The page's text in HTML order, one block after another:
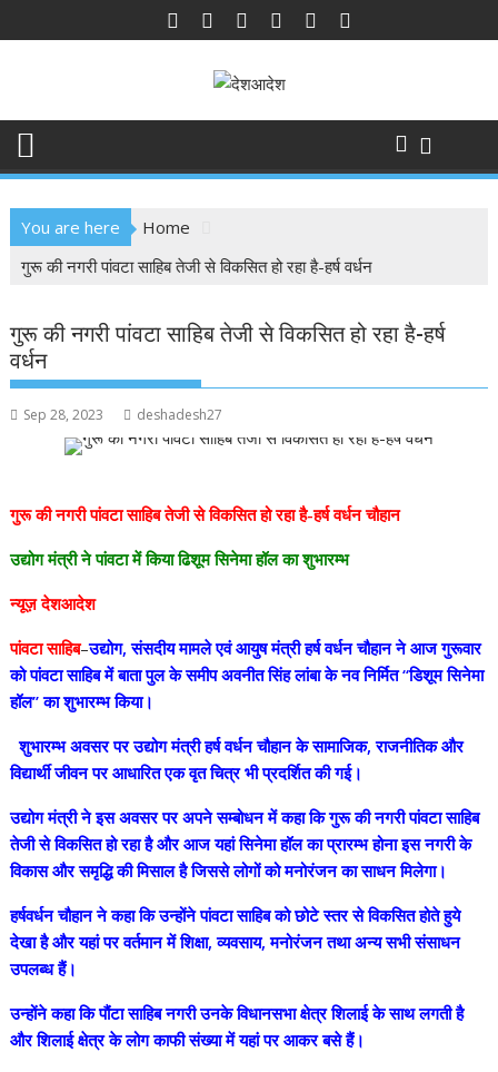
to
You are here
Home
गुरू की नगरी पांवटा साहिब तेजी से विकसित हो रहा है-हर्ष वर्धन
गुरू की नगरी पांवटा साहिब तेजी से विकसित हो रहा है-हर्ष
वर्धन
Sep 28, 2023 deshadesh27
गुरू की नगरी पांवटा साहिब तेजी से विकसित हो रहा है-हर्ष वर्धन चौहान
उद्योग मंत्री ने पांवटा में किया ढिशूम सिनेमा हॉल का शुभारम्भ
न्यूज़ देशआदेश
पांवटा साहिब–उद्योग, संसदीय मामले एवं आयुष मंत्री हर्ष वर्धन चौहान ने आज गुरूवार
को पांवटा साहिब में बाता पुल के समीप अवनीत सिंह लांबा के नव निर्मित ‘‘डिशूम सिनेमा
हॉल’’ का शुभारम्भ किया।
शुभारम्भ अवसर पर उद्योग मंत्री हर्ष वर्धन चौहान के सामाजिक, राजनीतिक और
विद्यार्थी जीवन पर आधारित एक वृत चित्र भी प्रदर्शित की गई।
उद्योग मंत्री ने इस अवसर पर अपने सम्बोधन में कहा कि गुरू की नगरी पांवटा साहिब
तेजी से विकसित हो रहा है और आज यहां सिनेमा हॉल का प्रारम्भ होना इस नगरी के
विकास और समृद्धि की मिसाल है जिससे लोगों को मनोरंजन का साधन मिलेगा।
हर्षवर्धन चौहान ने कहा कि उन्होंने पांवटा साहिब को छोटे स्तर से विकसित होते हुये
देखा है और यहां पर वर्तमान में शिक्षा, व्यवसाय, मनोरंजन तथा अन्य सभी संसाधन
उपलब्ध हैं।
उन्होंने कहा कि पौंटा साहिब नगरी उनके विधानसभा क्षेत्र शिलाई के साथ लगती है
और शिलाई क्षेत्र के लोग काफी संख्या में यहां पर आकर बसे हैं।